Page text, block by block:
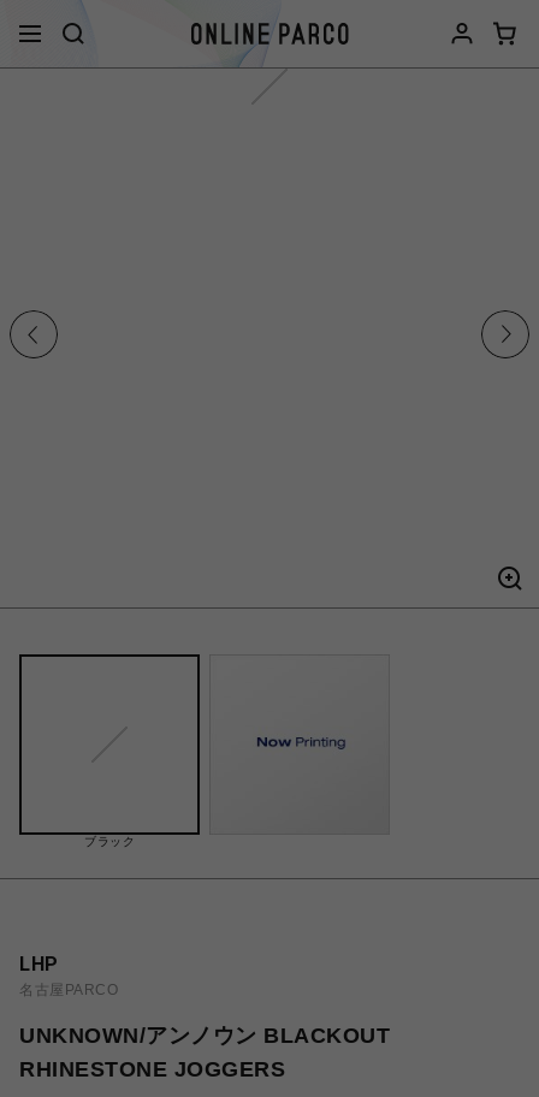
ブラック
LHP
名古屋PARCO
UNKNOWN/アンノウン BLACKOUT
RHINESTONE JOGGERS